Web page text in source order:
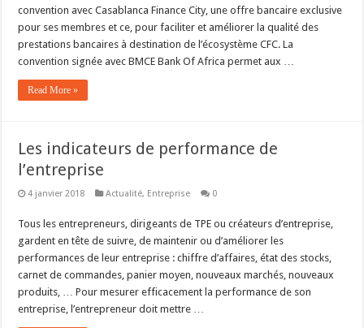
convention avec Casablanca Finance City, une offre bancaire exclusive
pour ses membres et ce, pour faciliter et améliorer la qualité des
prestations bancaires à destination de l’écosystème CFC. La
convention signée avec BMCE Bank Of Africa permet aux …
Read More »
Les indicateurs de performance de
l’entreprise
4 janvier 2018 Actualité, Entreprise 0
Tous les entrepreneurs, dirigeants de TPE ou créateurs d’entreprise,
gardent en tête de suivre, de maintenir ou d’améliorer les
performances de leur entreprise : chiffre d’affaires, état des stocks,
carnet de commandes, panier moyen, nouveaux marchés, nouveaux
produits, … Pour mesurer efficacement la performance de son
entreprise, l’entrepreneur doit mettre …